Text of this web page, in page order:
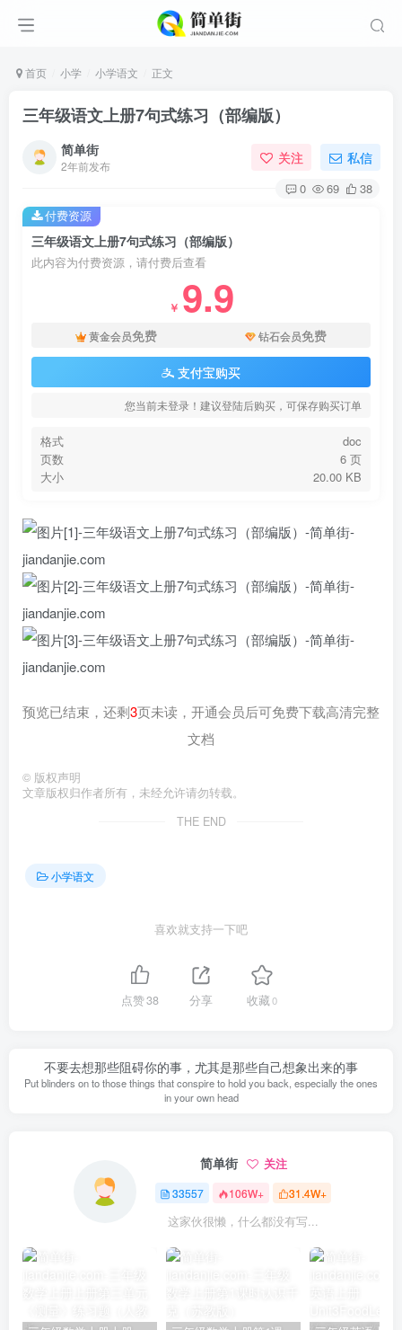
首页 小学 小学语文 正文
三年级语文上册7句式练习（部编版）
简单街
2年前发布 关注 私信
0 69 38
三年级语文上册7句式练习（部编版）
此内容为付费资源，请付费后查看
￥ 9.9
黄金会员免费 钻石会员免费
支付宝购买
您当前未登录！建议登陆后购买，可保存购买订单
格式
doc
页数
6 页
大小
20.00 KB
付费资源
预览已结束，还剩3页未读，开通会员后可免费下载高清完整
文档
© 版权声明
文章版权归作者所有，未经允许请勿转载。
THE END
小学语文
喜欢就支持一下吧
点赞38 分享 收藏0
不要去想那些阻碍你的事，尤其是那些自己想象出来的事
Put blinders on to those things that conspire to hold you back, especially the ones
in your own head
简单街 关注
33557 106W+ 31.4W+
这家伙很懒，什么都没有写...